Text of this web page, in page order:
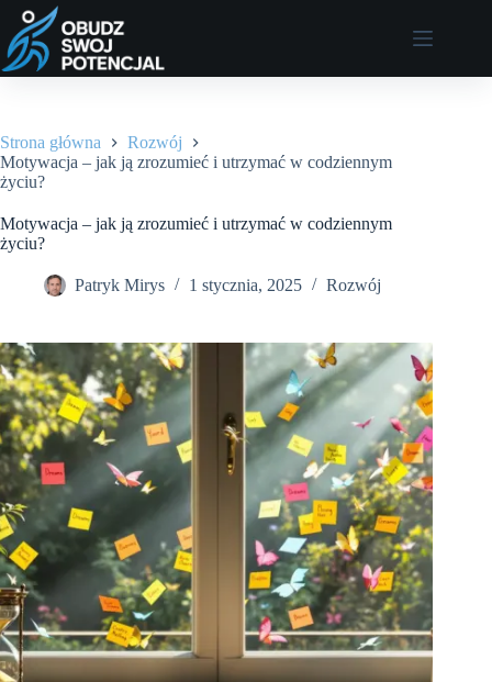
Przejdź
treści
Strona główna
Rozwój
Motywacja – jak ją zrozumieć i utrzymać w codziennym
życiu?
Motywacja – jak ją zrozumieć i utrzymać w codziennym
życiu?
Patryk Mirys 1 stycznia, 2025 Rozwój